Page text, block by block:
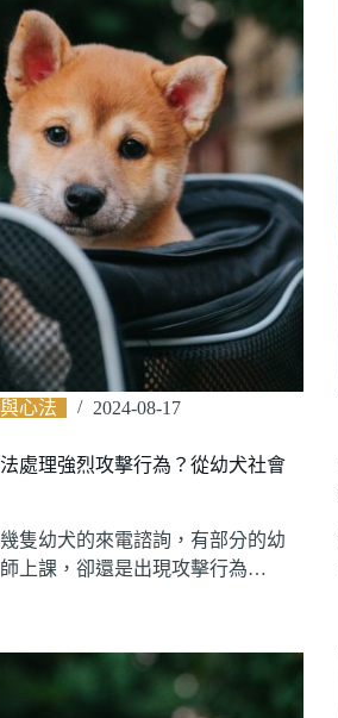
心法 2024-08-17
處理強烈攻擊行為？從幼犬社會
隻幼犬的來電諮詢，有部分的幼
上課，卻還是出現攻擊行為…